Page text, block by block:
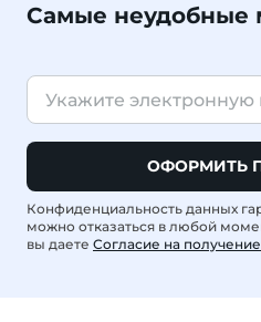
Самые неудобные
ОФОРМИТЬ
Конфиденциальность данных
можно отказаться в любой
вы даете Согласие на